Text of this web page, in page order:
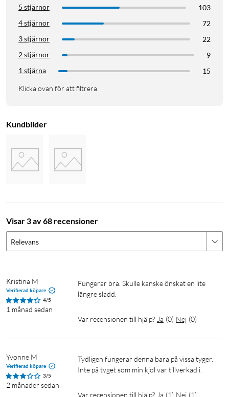
Strykjärn
Stryka kläder
5 stjärnor
103
4 stjärnor
72
3 stjärnor
22
2 stjärnor
9
1 stjärna
15
Klicka ovan för att filtrera
Kundbilder
Visar 3 av 68 recensioner
Relevans
Kristina M
Verifierad köpare
4/5
1 månad sedan
Fungerar bra. Skulle kanske önskat en lite
längre sladd.
Var recensionen till hjälp? Ja (0) Nej (0)
Yvonne M
Verifierad köpare
3/5
2 månader sedan
Tydligen fungerar denna bara på vissa tyger.
Inte på tyget som min kjol var tillverkad i.
Var recensionen till hjälp? Ja (1) Nej (1)